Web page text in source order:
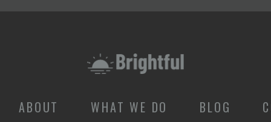
ABOUT WHAT WE DO BLOG